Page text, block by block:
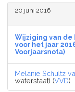
20 juni 2016
Wijziging van
voor het jaar
Voorjaarsnota)
Melanie Schultz
waterstaat) (VVD)